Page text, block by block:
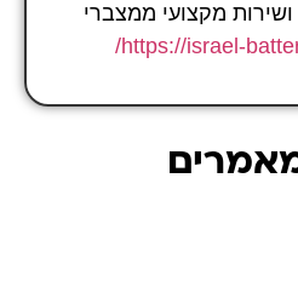
מקצועי ממצברי
https://israel-